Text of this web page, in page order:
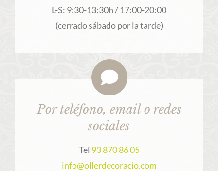
L-S: 9:30-13:30h / 17:00-20:00
(cerrado sábado por la tarde)
Por teléfono, email o redes
sociales
Tel 93 870 86 05
info@ollerdecoracio.com